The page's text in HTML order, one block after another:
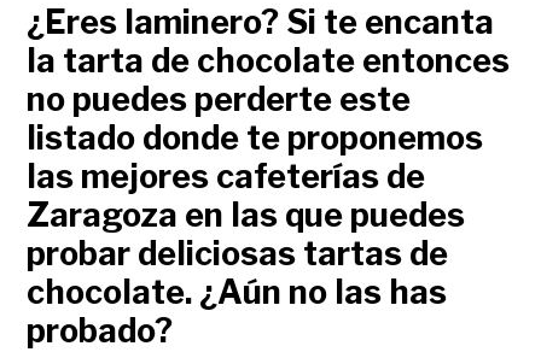
¿Eres laminero? Si te encanta
la tarta de chocolate entonces
no puedes perderte este
listado donde te proponemos
las mejores cafeterías de
Zaragoza en las que puedes
probar deliciosas tartas de
chocolate. ¿Aún no las has
probado?